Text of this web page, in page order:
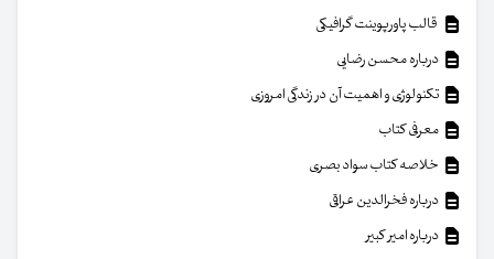
قالب پاورپوینت گرافیکی
درباره محسن رضایی
تکنولوژی و اهمیت آن در زندگی امروزی
معرفی کتاب
خلاصه کتاب سواد بصری
درباره فخرالدین عراقی
درباره امیر کبیر